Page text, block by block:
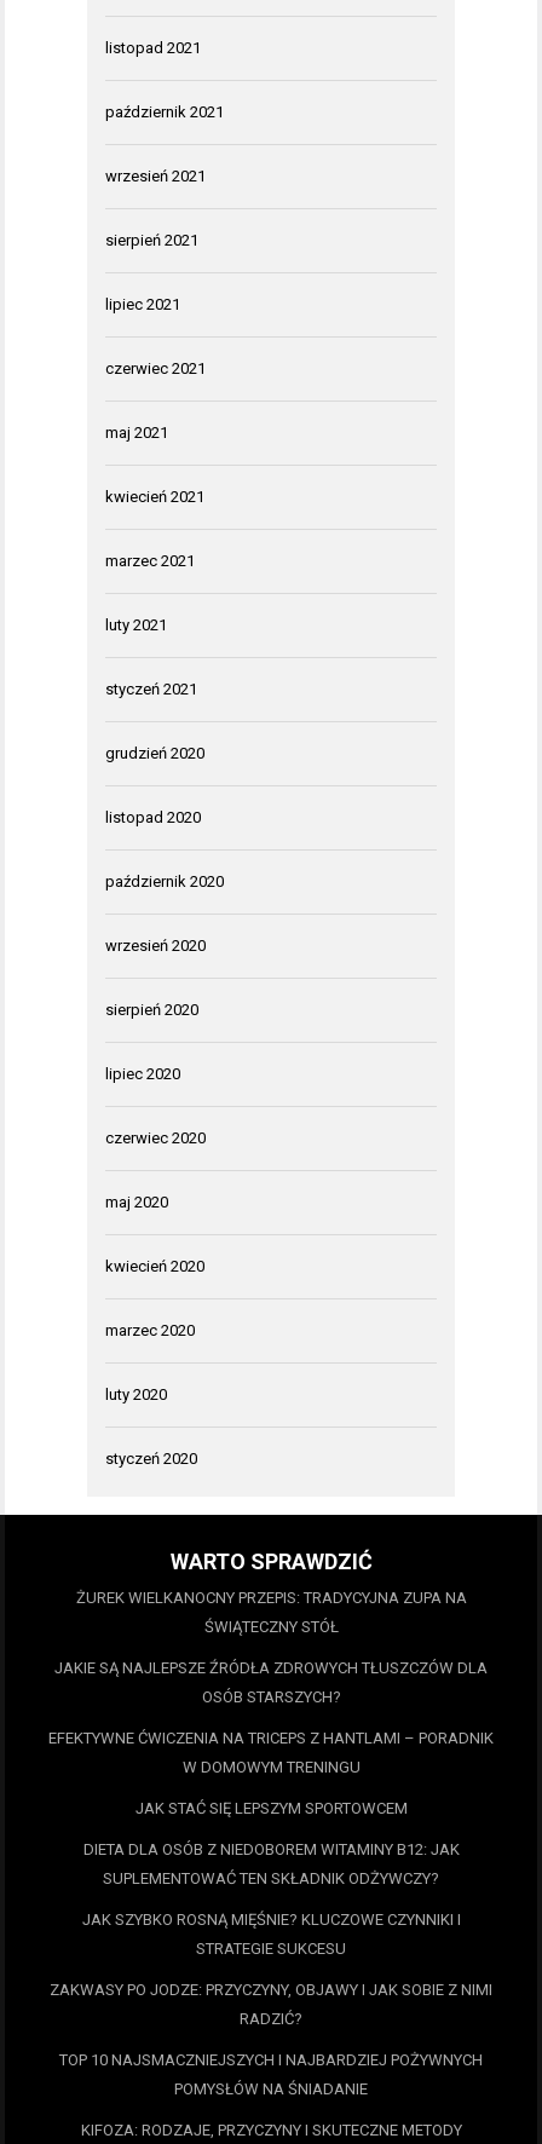
listopad 2021
październik 2021
wrzesień 2021
sierpień 2021
lipiec 2021
czerwiec 2021
maj 2021
kwiecień 2021
marzec 2021
luty 2021
styczeń 2021
grudzień 2020
listopad 2020
październik 2020
wrzesień 2020
sierpień 2020
lipiec 2020
czerwiec 2020
maj 2020
kwiecień 2020
marzec 2020
luty 2020
styczeń 2020
WARTO SPRAWDZIĆ
ŻUREK WIELKANOCNY PRZEPIS: TRADYCYJNA ZUPA NA
ŚWIĄTECZNY STÓŁ
JAKIE SĄ NAJLEPSZE ŹRÓDŁA ZDROWYCH TŁUSZCZÓW DLA
OSÓB STARSZYCH?
EFEKTYWNE ĆWICZENIA NA TRICEPS Z HANTLAMI – PORADNIK
W DOMOWYM TRENINGU
JAK STAĆ SIĘ LEPSZYM SPORTOWCEM
DIETA DLA OSÓB Z NIEDOBOREM WITAMINY B12: JAK
SUPLEMENTOWAĆ TEN SKŁADNIK ODŻYWCZY?
JAK SZYBKO ROSNĄ MIĘŚNIE? KLUCZOWE CZYNNIKI I
STRATEGIE SUKCESU
ZAKWASY PO JODZE: PRZYCZYNY, OBJAWY I JAK SOBIE Z NIMI
RADZIĆ?
TOP 10 NAJSMACZNIEJSZYCH I NAJBARDZIEJ POŻYWNYCH
POMYSŁÓW NA ŚNIADANIE
KIFOZA: RODZAJE, PRZYCZYNY I SKUTECZNE METODY